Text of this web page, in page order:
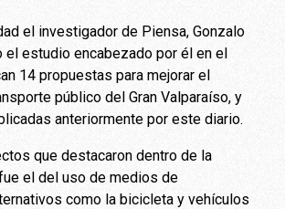
el investigador de Piensa, Gonzalo
el estudio encabezado por él en el
14 propuestas para mejorar el
público del Gran Valparaíso, y
anteriormente por este diario.
que destacaron dentro de la
el del uso de medios de
como la bicicleta y vehículos